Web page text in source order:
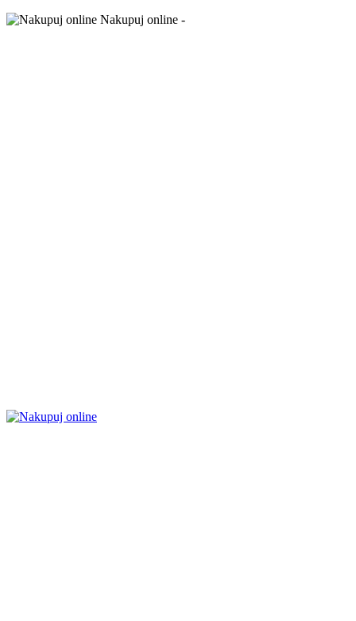
Nakupuj online -